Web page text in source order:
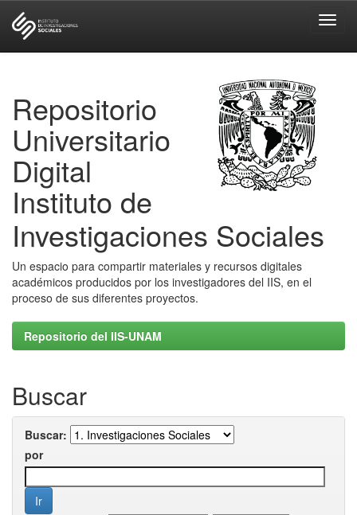
Repositorio
Universitario
Digital
Instituto de
Investigaciones Sociales
Un espacio para compartir materiales y recursos digitales
académicos producidos por los investigadores del IIS, en el
proceso de sus diferentes proyectos.
Repositorio del IIS-UNAM
Buscar
Buscar:
por